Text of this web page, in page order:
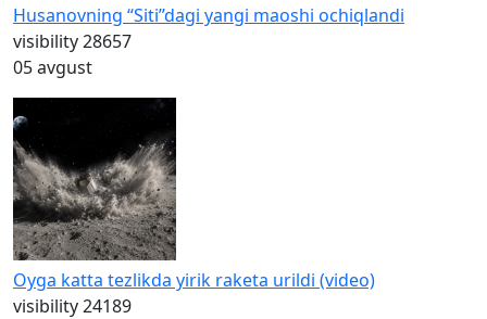
Husanovning “Siti”dagi yangi maoshi ochiqlandi
visibility28657
05 avgust
Oyga katta tezlikda yirik raketa urildi (video)
visibility24189